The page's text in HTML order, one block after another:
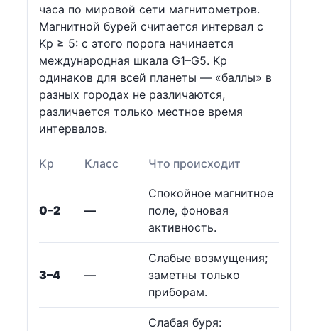
часа по мировой сети магнитометров.
Магнитной бурей считается интервал с
Kp ≥ 5: с этого порога начинается
международная шкала G1–G5. Kp
одинаков для всей планеты — «баллы» в
разных городах не различаются,
различается только местное время
интервалов.
Kp Класс Что происходит
0–2 —
Спокойное магнитное
поле, фоновая
активность.
3–4 —
Слабые возмущения;
заметны только
приборам.
Слабая буря: